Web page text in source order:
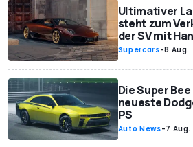
Ultimativer
steht zum
der SV mit
Supercars-8 Aug.
Die Super
neueste
PS
Auto News-7 Aug.